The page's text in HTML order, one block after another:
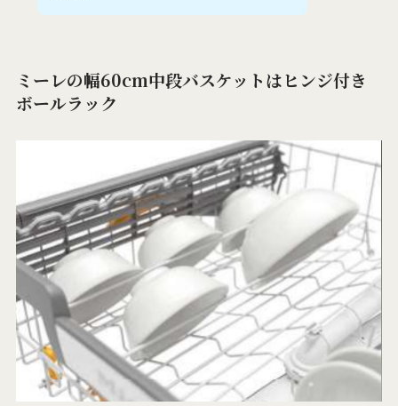
ミーレの幅60cm中段バスケットはヒンジ付き
ボールラック